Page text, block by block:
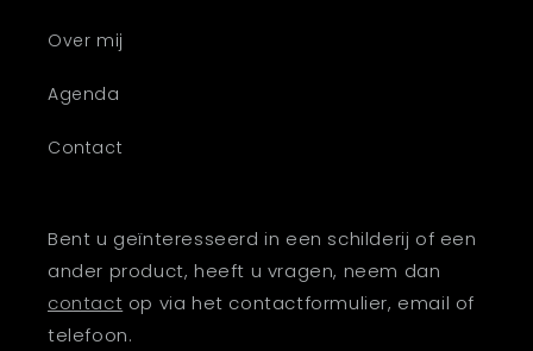
Over mij
Agenda
Contact
Bent u geïnteresseerd in een schilderij of een
ander product, heeft u vragen, neem dan
contact op via het contactformulier, email of
telefoon.